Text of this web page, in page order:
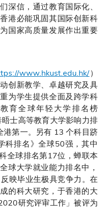
深信，通过教育国际化、
港必能巩固其国际创新科
国家高质量发展作出重要
www.hkust.edu.hk/）
创新教学、卓越研究及具
为学生提供全面及跨学科
育全球年轻大学排名榜
士高等教育大学影响力排
第一。另有 13 个科目跻
科排名》全球50强，其中
全球排名第17位，蝉联本
球大学就业能力排名中，
映毕业生极具竞争力。在
的科大研究，于香港的大
研究评审工作」被评为